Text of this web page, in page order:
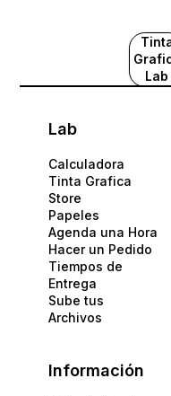
Lab
Lab
Calculadora
Tinta Grafica
Store
Papeles​
Agenda una Hora
Hacer un Pedido
Tiempos de
Entrega
Sube tus
Archivos
Información